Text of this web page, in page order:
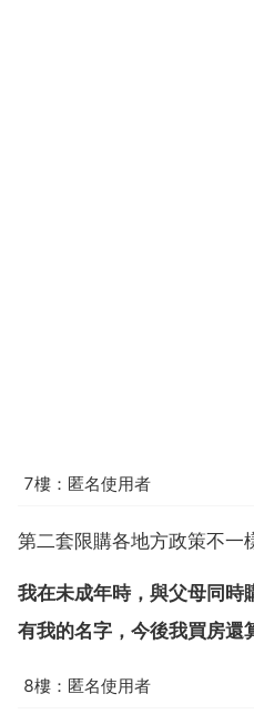
7樓：匿名使用者
第二套限購各地方政策不一
我在未成年時，與父母同時
有我的名字，今後我買房
8樓：匿名使用者